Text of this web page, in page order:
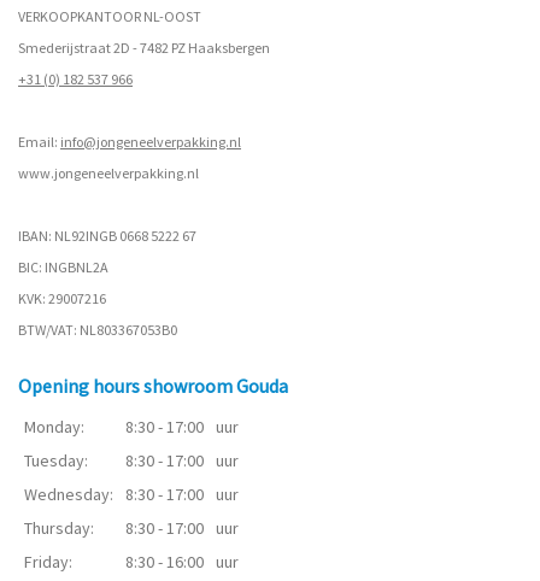
VERKOOPKANTOOR NL-OOST
Smederijstraat 2D - 7482 PZ Haaksbergen
+31 (0) 182 537 966
Email: info@jongeneelverpakking.nl
www.jongeneelverpakking.nl
IBAN: NL92INGB 0668 5222 67
BIC: INGBNL2A
KVK: 29007216
BTW/VAT: NL803367053B0
Opening hours showroom Gouda
Monday: 8:30 - 17:00 uur
Tuesday:
8:30 - 17:00 uur
Wednesday:
8:30 - 17:00 uur
Thursday:
8:30 - 17:00 uur
Friday:
8:30 - 16:00 uur